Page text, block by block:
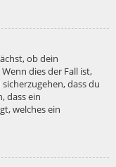
ob dein
dies der Fall ist,
dass du
dass ein
welches ein